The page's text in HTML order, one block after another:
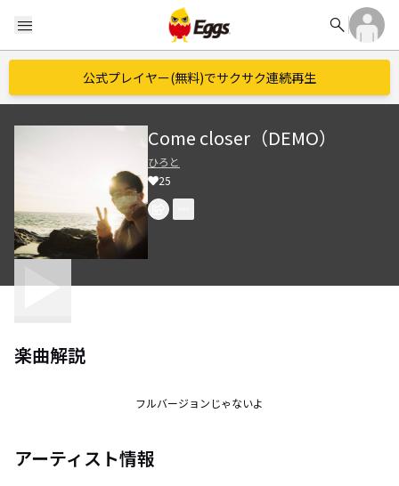
menu search
公式プレイヤー(無料)でサクサク連続再生
Come closer（DEMO）
ひろと
25
楽曲解説
フルバージョンじゃないよ
アーティスト情報